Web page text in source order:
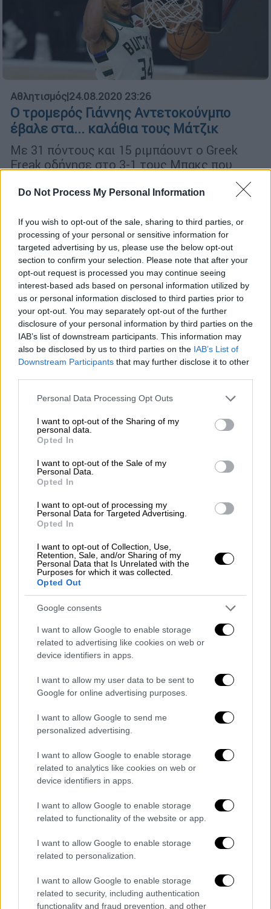
Do Not Process My Personal Information
If you wish to opt-out of the sale, sharing to third parties, or
processing of your personal or sensitive information for
targeted advertising by us, please use the below opt-out
section to confirm your selection. Please note that after your
opt-out request is processed you may continue seeing
interest-based ads based on personal information utilized by
us or personal information disclosed to third parties prior to
your opt-out. You may separately opt-out of the further
disclosure of your personal information by third parties on the
IAB’s list of downstream participants. This information may
also be disclosed by us to third parties on the IAB’s List of
Downstream Participants that may further disclose it to other
Please note that this website/app uses one or more Google
not limited to your visit or usage behaviour. You may click to
grant or deny consent to Google and its third-party tags to
use your data for below specified purposes in below Google
consent section.
Personal Data Processing Opt Outs
I want to opt-out of the Sharing of my
personal data.
Opted In
I want to opt-out of the Sale of my
Personal Data.
Opted In
I want to opt-out of processing my
Personal Data for Targeted Advertising.
Opted In
I want to opt-out of Collection, Use,
Retention, Sale, and/or Sharing of my
Personal Data that Is Unrelated with the
Purposes for which it was collected.
Opted Out
Google consents
I want to allow Google to enable storage
related to advertising like cookies on web or
device identifiers in apps.
I want to allow my user data to be sent to
Google for online advertising purposes.
I want to allow Google to send me
personalized advertising.
I want to allow Google to enable storage
related to analytics like cookies on web or
device identifiers in apps.
I want to allow Google to enable storage
related to functionality of the website or app.
I want to allow Google to enable storage
related to personalization.
I want to allow Google to enable storage
related to security, including authentication
functionality and fraud prevention, and other
Αθλητισμός|24.08.2020 23:26
Ο τρομερός Γιάννης Αντετοκούνμπο
έβαλε στα... καλάθια τους Μάτζικ
Με 31 πόντους και 15 ριμπάουντ ο Greek
Freak οδήγησε στο 3-1 τους Μπακς που
Αθλητισμός|23.08.2020 00:29
Ισοπεδωτικός ο Αντετοκούνμπο, έκανε
απίθανο ρεκόρ!
Ο Greek Freak ήταν ασταμάτητος και
οδήγησε τους Μπακς σε μια ακόμη νίκη
έχοντας ασύλληπτες επιδόσεις
NBA: Ηττα-σοκ στην πρεμιέρα των πλέι
οφ για τους Μπακς του Αντετοκούνμπο
Οι όγδοοι στη βαθμολογία της Ανατολής
Ορλάντο Μάτζικ επικράτησαν 122-110 του
Μιλγουόκι που τερμάτισε στην πρώτη θέση
Αθλητισμός |09.02.2020 08:44
«Μαγικός» Αντετοκούνμπο σάρωσε τους
Ορλάντο Μάτζικ και πάει για MVP